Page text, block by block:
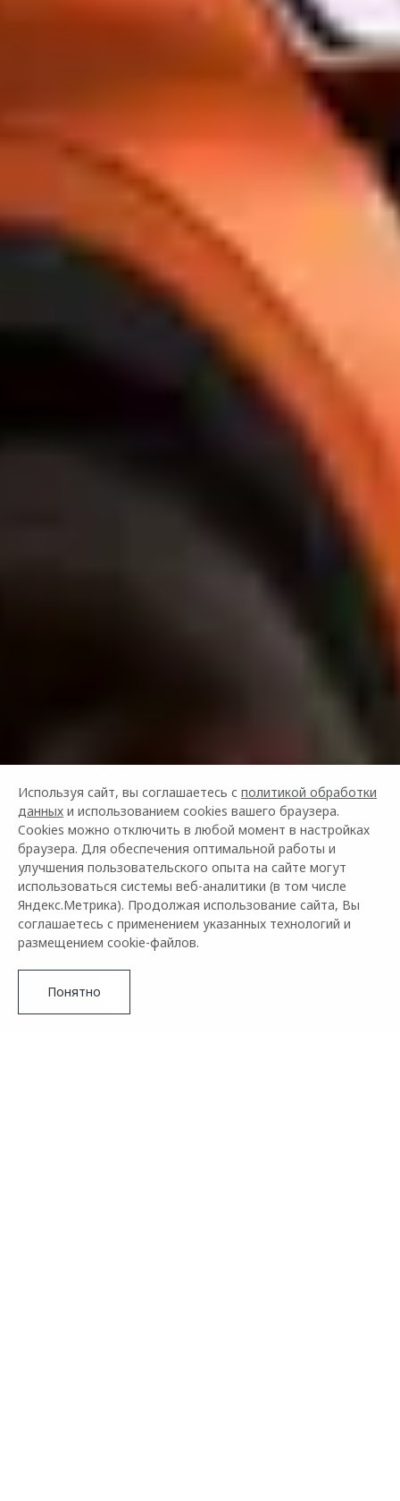
Используя сайт, вы соглашаетесь с политикой обработки
данных и использованием cookies вашего браузера.
Cookies можно отключить в любой момент в настройках
браузера. Для обеспечения оптимальной работы и
улучшения пользовательского опыта на сайте могут
использоваться системы веб-аналитики (в том числе
Яндекс.Метрика). Продолжая использование сайта, Вы
соглашаетесь с применением указанных технологий и
размещением cookie-файлов.
Понятно